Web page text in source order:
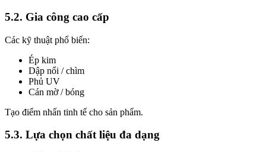
5.2. Gia công cao cấp
Các kỹ thuật phổ biến:
Ép kim
Dập nổi / chìm
Phủ UV
Cán mờ / bóng
Tạo điểm nhấn tinh tế cho sản phẩm.
5.3. Lựa chọn chất liệu đa dạng